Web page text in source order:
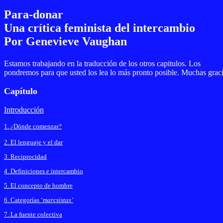
Para-donar
Una crítica feminista del intercambio
Por Genevieve Vaughan
Estamos trabajando en la traducción de los otros capitulos. Los
pondremos para que usted los lea lo más pronto posible. Muchas
Capítulo
Introducción
1. ¿Dónde comenzar?
2. El lenguaje y el dar
3. Reciprocidad
4. Definiciones e intercambio
5. El concepto de hombre
6. Categorías ‘marcsistas’
7. La fuente colectiva